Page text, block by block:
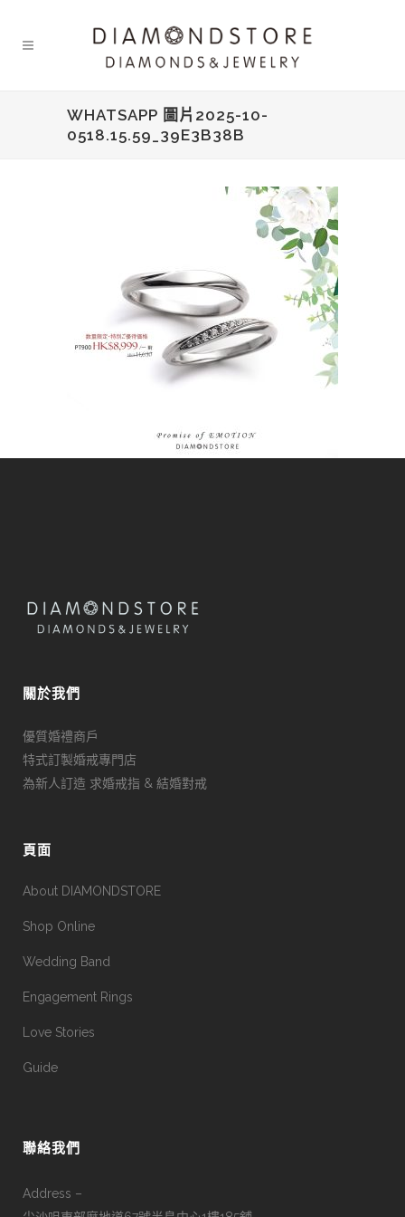
WHATSAPP 圖片2025-10-
0518.15.59_39E3B38B
關於我們
優質婚禮商戶
特式訂製婚戒專門店
為新人訂造 求婚戒指 & 結婚對戒
頁面
About DIAMONDSTORE
Shop Online
Wedding Band
Engagement Rings
Love Stories
Guide
聯絡我們
Address –